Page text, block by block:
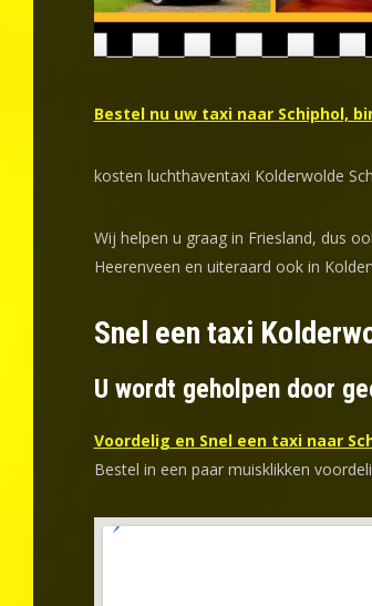
Bestel nu uw taxi naar Schiphol,
kosten luchthaventaxi Kolderwolde
Wij helpen u graag in Friesland, dus
Heerenveen en uiteraard ook in
Snel een taxi
U wordt geholpen door
Voordelig en Snel een taxi naar
Bestel in een paar muisklikken